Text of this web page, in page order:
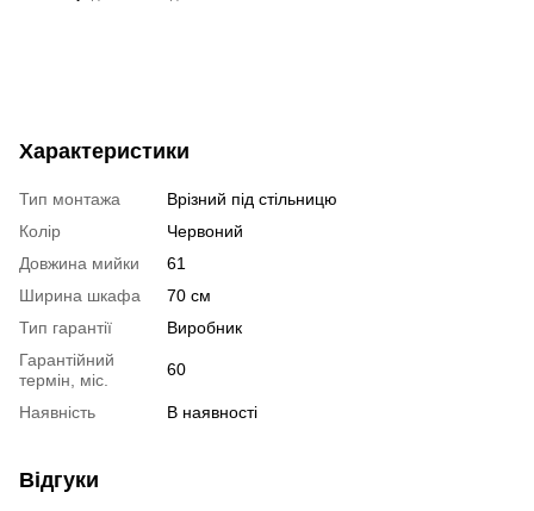
Характеристики
Тип монтажа
Врізний під стільницю
Колір
Червоний
Довжина мийки
61
Ширина шкафа
70 см
Тип гарантії
Виробник
Гарантійний
термін, міс.
60
Наявність В наявності
Відгуки